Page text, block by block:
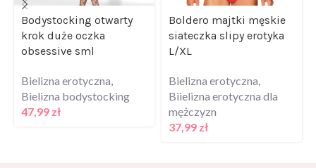
Bodystocking otwarty
krok duże oczka
obsessive sml
Bielizna erotyczna
Bielizna bodystocking
47,99 zł
Boldero majtki męskie
siateczka slipy erotyka
L/XL
Bielizna erotyczna
Biielizna erotyczna dla
mężczyzn
37,99 zł